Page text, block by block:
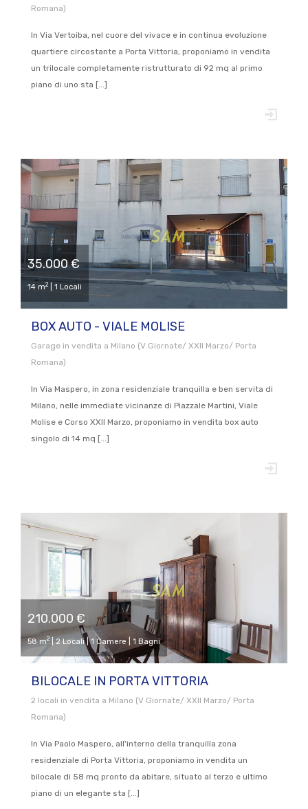
Romana)
In Via Vertoiba, nel cuore del vivace e in continua evoluzione
quartiere circostante a Porta Vittoria, proponiamo in vendita
un trilocale completamente ristrutturato di 92 mq al primo
piano di uno sta [...]
35.000 €
14 m2 | 1 Locali
BOX AUTO - VIALE MOLISE
Garage in vendita a Milano (V Giornate/ XXII Marzo/ Porta
Romana)
In Via Maspero, in zona residenziale tranquilla e ben servita di
Milano, nelle immediate vicinanze di Piazzale Martini, Viale
Molise e Corso XXII Marzo, proponiamo in vendita box auto
singolo di 14 mq [...]
210.000 €
58 m2| 2 Locali | 1 Camere | 1 Bagni
BILOCALE IN PORTA VITTORIA
2 locali in vendita a Milano (V Giornate/ XXII Marzo/ Porta
Romana)
In Via Paolo Maspero, all'interno della tranquilla zona
residenziale di Porta Vittoria, proponiamo in vendita un
bilocale di 58 mq pronto da abitare, situato al terzo e ultimo
piano di un elegante sta [...]